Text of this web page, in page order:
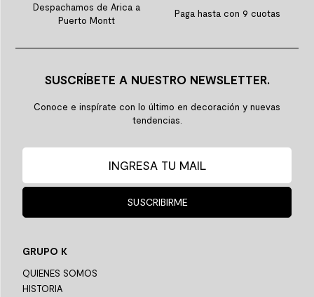
Despachamos de Arica a
Puerto Montt
Paga hasta con 9 cuotas
SUSCRÍBETE A NUESTRO NEWSLETTER.
Conoce e inspírate con lo último en decoración y nuevas
tendencias.
SUSCRIBIRME
GRUPO K
QUIENES SOMOS
HISTORIA